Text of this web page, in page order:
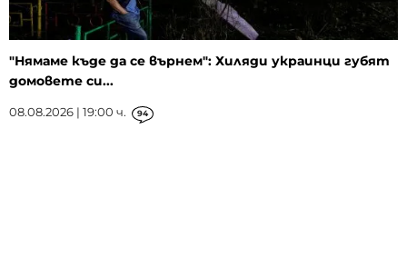
"Нямаме къде да се върнем": Хиляди украинци губят
домовете си...
08.08.2026 | 19:00 ч. 94